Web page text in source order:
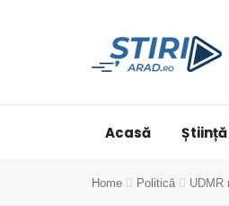
Acasă Știință
Home Politică UDMR